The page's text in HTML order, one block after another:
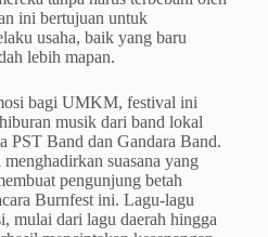
ini bertujuan untuk
usaha, baik yang baru
lebih mapan.
bagi UMKM, festival ini
musik dari band lokal
PST Band dan Gandara Band.
suasana yang
pengunjung betah
Burnfest ini. Lagu-lagu
mulai dari lagu daerah hingga